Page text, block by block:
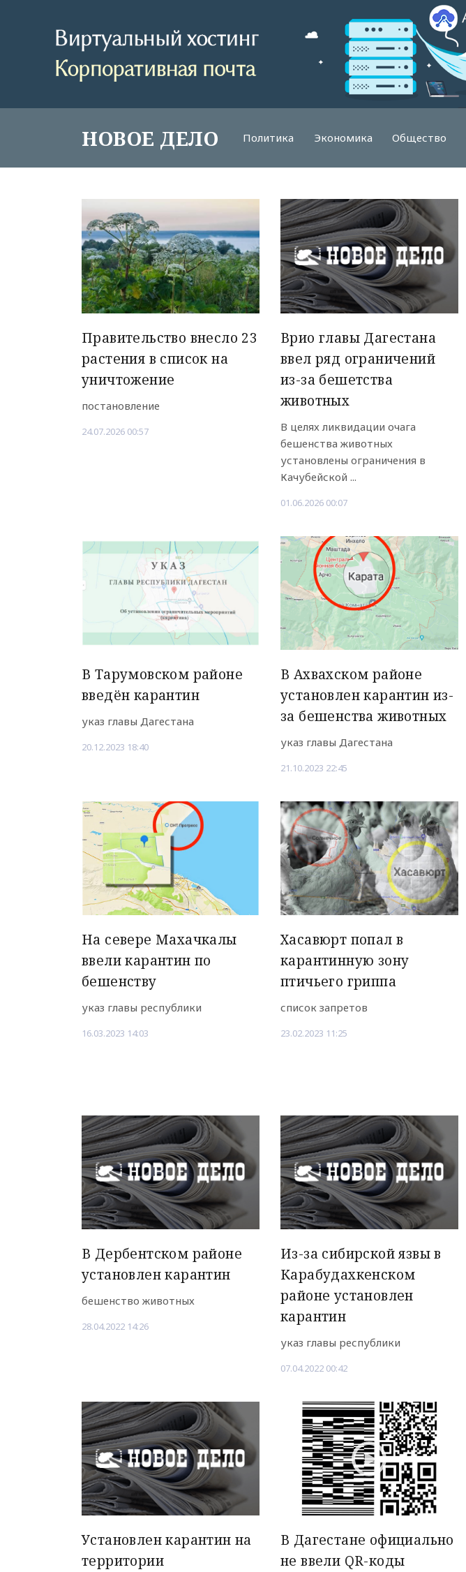
НОВОЕ ДЕЛО Политика Экономика Общество
Правительство внесло 23
растения в список на
уничтожение
постановление
24.07.2026 00:57
Врио главы Дагестана
ввел ряд ограничений
из-за бешетства
животных
В целях ликвидации очага
бешенства животных
установлены ограничения в
Качубейской ...
01.06.2026 00:07
В Тарумовском районе
введён карантин
указ главы Дагестана
20.12.2023 18:40
В Ахвахском районе
установлен карантин из-
за бешенства животных
указ главы Дагестана
21.10.2023 22:45
На севере Махачкалы
ввели карантин по
бешенству
указ главы республики
16.03.2023 14:03
Хасавюрт попал в
карантинную зону
птичьего гриппа
список запретов
23.02.2023 11:25
В Дербентском районе
установлен карантин
бешенство животных
28.04.2022 14:26
Из-за сибирской язвы в
Карабудахкенском
районе установлен
карантин
указ главы республики
07.04.2022 00:42
Установлен карантин на
территории
В Дагестане официально
не ввели QR-коды